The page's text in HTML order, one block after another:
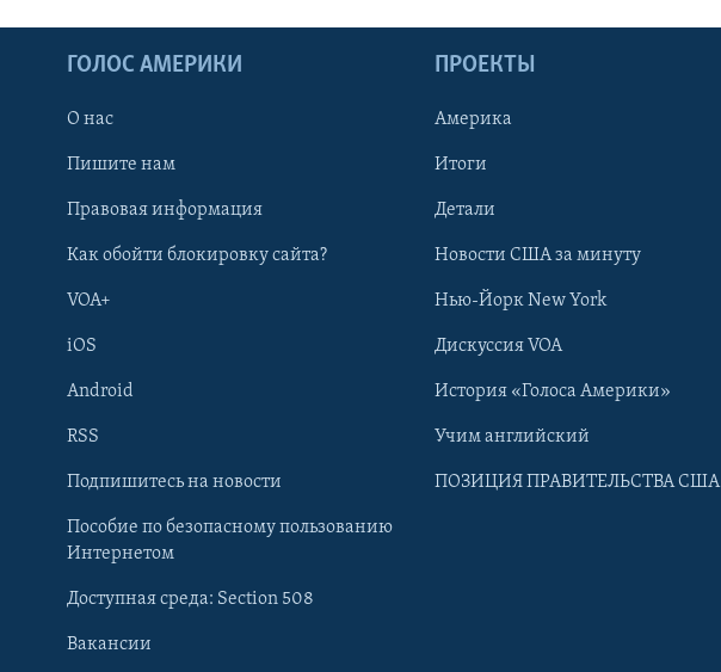
Learning English
ГОЛОС АМЕРИКИ
О нас
Пишите нам
Правовая информация
Как обойти блокировку сайта?
VOA+
iOS
Android
RSS
Подпишитесь на новости
Пособие по безопасному пользованию
Интернетом
Доступная среда: Section 508
Вакансии
ПРОЕКТЫ
Америка
Итоги
Детали
Новости США за минуту
Нью-Йорк New York
Дискуссия VOA
История «Голоса Америки»
Учим английский
ПОЗИЦИЯ ПРАВИТЕЛЬСТВА США